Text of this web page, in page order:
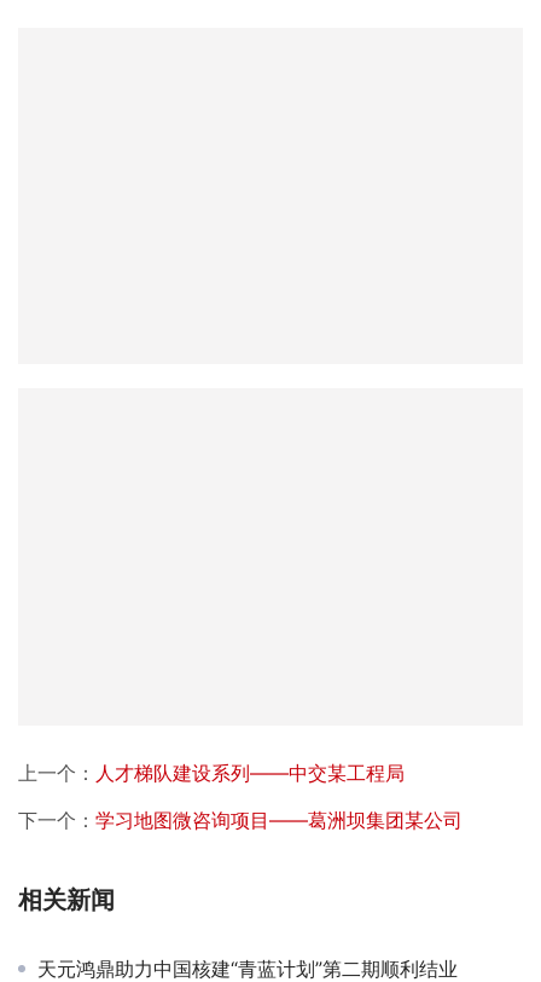
上一个： 人才梯队建设系列——中交某工程局
下一个： 学习地图微咨询项目——葛洲坝集团某公司
相关新闻
天元鸿鼎助力中国核建“青蓝计划”第二期顺利结业